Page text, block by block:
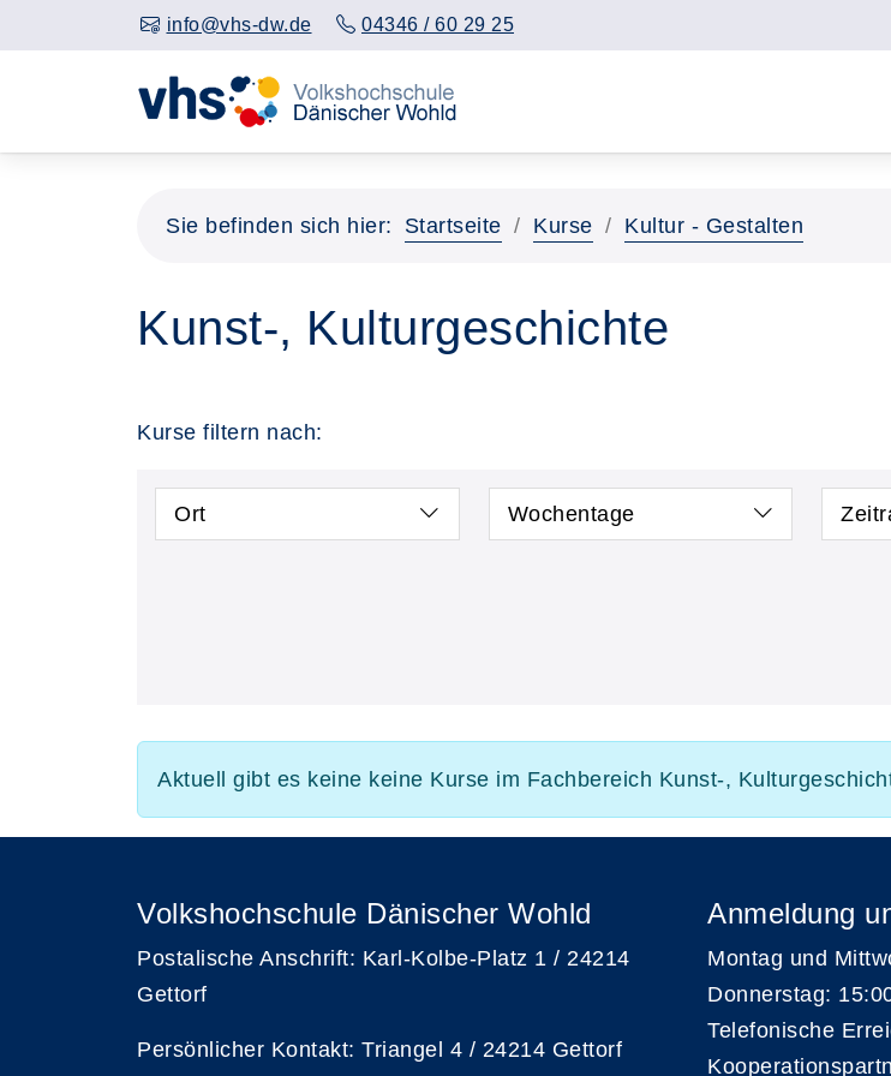
info@vhs-dw.de 04346 / 60 29 25
Sie befinden sich hier: Startseite Kurse Kultur - Gestalten
Kunst-, Kulturgeschichte
Kurse filtern nach:
Ort Wochentage
Aktuell gibt es keine keine Kurse im Fachbereich Kunst-,
Volkshochschule Dänischer Wohld
Postalische Anschrift: Karl-Kolbe-Platz 1 / 24214
Gettorf
Persönlicher Kontakt: Triangel 4 / 24214 Gettorf
Anmeldung
Montag und
Donnerstag:
Telefonische